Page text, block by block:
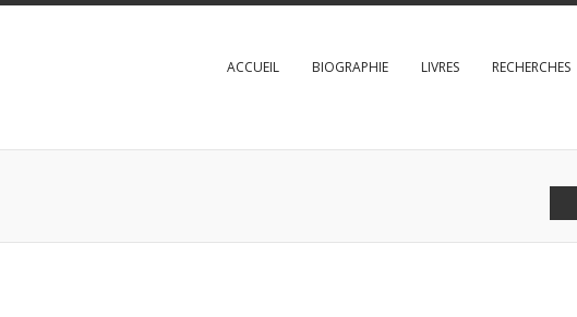
ACCUEIL BIOGRAPHIE LIVRES RECHERCHES